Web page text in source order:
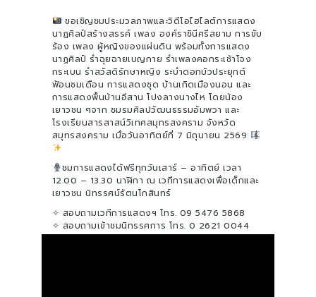
ขอเชิญชมประมวลภาพและวิดีโอไฮไลต์การแสดง
นาฏศิลป์สร้างสรรค์ เพลง องค์ราชินีศรีสยาม การขับ
ร้อง เพลง ผู้หญิงของแผ่นดิน พร้อมทั้งการแสดง
นาฏศิลป์ รำฉุยฉายเบญกาย รำเพลงคอกระเช้าโจง
กระเบน รำสวัสดิรักษาหญิง ระบำดอกบัวประยุกต์
ฟ้อนชมเดือน การแสดงชุด บ้านเกิดเมืองนอน และ
การแสดงพื้นบ้านอีสาน โปงลางนางไห โดยน้อง
เยาวชน ๆจาก ชมรมศิลปวัฒนธรรมอัมพวา และ
โรงเรียนสารสาสน์วิเทศสมุทรสงคราม จังหวัด
สมุทรสงคราม เมื่อวันอาทิตย์ที่ 7 มิถุนายน 2569
ชมการแสดงได้ฟรีทุกวันเสาร์ – อาทิตย์ เวลา
12.00 – 13.30 นาฬิกา ณ เวทีการแสดงเพื่อเด็กและ
เยาวชน นิทรรศน์รัตนโกสินทร์
✧ สอบถามเวทีการแสดงฯ โทร. 09 5476 5868
✧ สอบถามเข้าชมนิทรรศการ โทร. 0 2621 0044